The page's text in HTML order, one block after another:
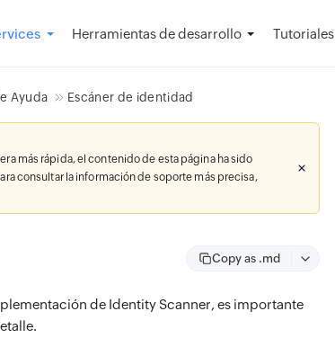
Herramientas de desarrollo Tutoriales
Ayuda Escáner de identidad
más rápida, el contenido de esta página ha sido
consultar la información de soporte más precisa,
Copy as .md
de Identity Scanner, es importante